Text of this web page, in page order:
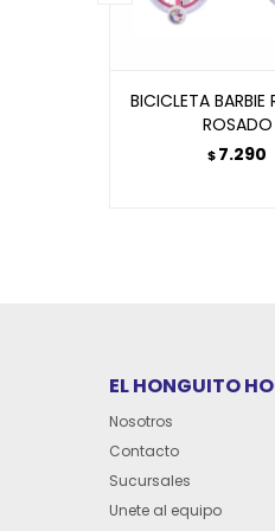
BICICLETA BARBIE
ROSADO
$7.290
EL HONGUITO
Nosotros
Contacto
Sucursales
Unete al equipo